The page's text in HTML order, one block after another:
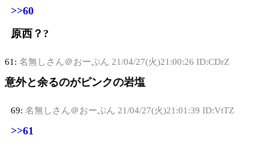
>>60
原西？?
61: 名無しさん＠おーぷん 21/04/27(火)21:00:26 ID:CDrZ
意外と余るのがピンクの岩塩
69: 名無しさん＠おーぷん 21/04/27(火)21:01:39 ID:VtTZ
>>61